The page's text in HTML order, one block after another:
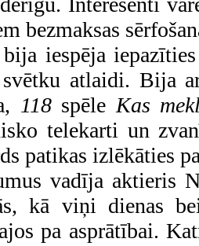
bezmaksas
bija iespēja
atlaidi. Bija
118spēle Kas
telekarti un
patikas izlēkāties
vadīja aktieris
kā viņi dienas
pa asprātībai.